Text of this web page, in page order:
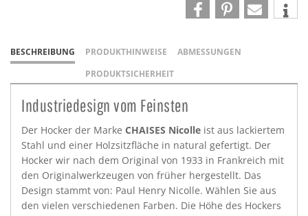
BESCHREIBUNG PRODUKTHINWEISE
ABMESSUNGEN
PRODUKTSICHERHEIT
Industriedesign vom Feinsten
Der Hocker der Marke CHAISES Nicolle ist aus lackiertem
Stahl und einer Holzsitzfläche in natural gefertigt. Der
Hocker wir nach dem Original von 1933 in Frankreich mit
den Originalwerkzeugen von früher hergestellt. Das
Design stammt von: Paul Henry Nicolle. Wählen Sie aus
den vielen verschiedenen Farben. Die Höhe des Hockers